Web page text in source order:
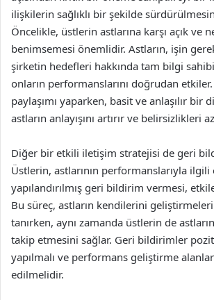
ilişkilerin sağlıklı bir şekilde
Öncelikle, üstlerin astlarına karşı açık ve
benimsemesi önemlidir. Astların, işin
şirketin hedefleri hakkında tam bilgi
onların performanslarını doğrudan
paylaşımı yaparken, basit ve anlaşılır bir
astların anlayışını artırır ve belirsizlikleri
Diğer bir etkili iletişim stratejisi de geri
Üstlerin, astlarının performanslarıyla
yapılandırılmış geri bildirim vermesi,
Bu süreç, astların kendilerini
tanırken, aynı zamanda üstlerin de
takip etmesini sağlar. Geri bildirimler
yapılmalı ve performans geliştirme
edilmelidir.